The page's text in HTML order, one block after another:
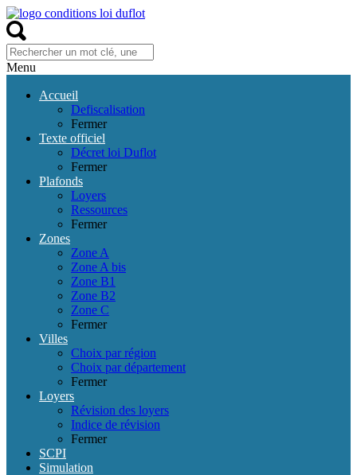
Menu
Accueil
Defiscalisation
Fermer
Texte officiel
Décret loi Duflot
Fermer
Plafonds
Loyers
Ressources
Fermer
Zones
Zone A
Zone A bis
Zone B1
Zone B2
Zone C
Fermer
Villes
Choix par région
Choix par département
Fermer
Loyers
Révision des loyers
Indice de révision
Fermer
SCPI
Simulation